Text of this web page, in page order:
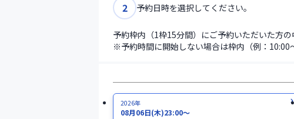
2 予約日時を選択してください。
予約枠内（1枠15分間）にご予約いただいた方の
※予約時間に開始しない場合は枠内（例：10:00
2026年
08月06日(木)23:00～
14:00
14:15
14:45